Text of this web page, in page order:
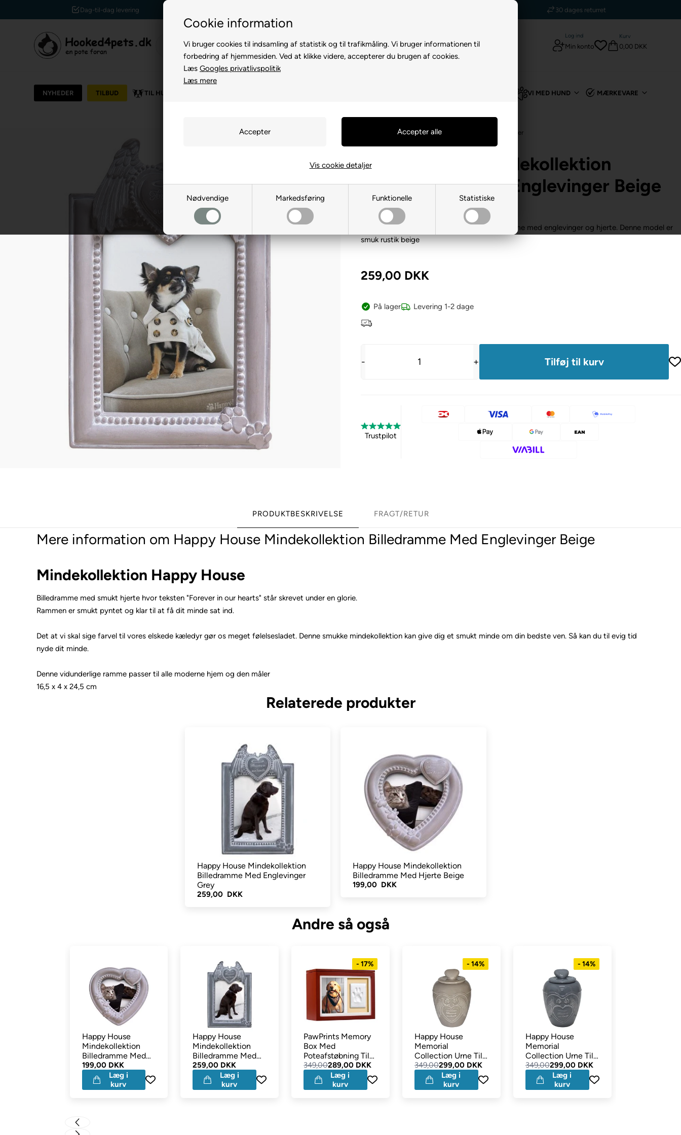
Cookie information
Vi bruger cookies til indsamling af statistik og til trafikmåling. Vi bruger informationen til
forbedring af hjemmesiden. Ved at klikke videre, accepterer du brugen af cookies.
Læs Googles privatlivspolitik
Læs mere
Nødvendige Markedsføring Funktionelle Statistiske
Vis cookie detaljer
Kundeservice +45 7174 3600 5 stjerner - Trustpilot
Log ind
Min konto
Kurv
0,00 DKK
NYHEDER TILBUD TIL HUND VI MED HUND MÆRKEVARE
TIL HUND/Diverse til Hund Mindesten & Urner
Happy House Mindekollektion
Billedramme Med Englevinger Beige
10472
Billedramme til at mindes din hund. Smuk ramme med englevinger og hjerte. Denne model er
smuk rustik beige
259,00 DKK
På lager Levering 1-2 dage
- +
Trustpilot
PRODUKTBESKRIVELSE FRAGT/RETUR
Mere information om Happy House Mindekollektion Billedramme Med Englevinger Beige
Mindekollektion Happy House
Billedramme med smukt hjerte hvor teksten "Forever in our hearts" står skrevet under en glorie.
Rammen er smukt pyntet og klar til at få dit minde sat ind.
Det at vi skal sige farvel til vores elskede kæledyr gør os meget følelsesladet. Denne smukke mindekollektion kan give dig et smukt minde om din bedste ven. Så kan du til evig tid
nyde dit minde.
Denne vidunderlige ramme passer til alle moderne hjem og den måler
16,5 x 4 x 24,5 cm
Relaterede produkter
Happy House Mindekollektion
Billedramme Med Englevinger
Grey
259,00 DKK
Happy House Mindekollektion
Billedramme Med Hjerte Beige
199,00 DKK
Andre så også
Happy House
Mindekollektion
Billedramme Med
Hjerte Beige
199,00 DKK
Læg i
kurv
Happy House
Mindekollektion
Billedramme Med
Englevinger Grey
259,00 DKK
Læg i
kurv
- 17%
PawPrints Memory
Box Med
Poteafstøbning Til
Opbevaring af
Minder Espresso
349,00289,00 DKK
Læg i
kurv
- 14%
Happy House
Memorial
Collection Urne Til
Din Himmelhund
Beige
349,00299,00 DKK
Læg i
kurv
- 14%
Happy House
Memorial
Collection Urne Til
Din Himmelhund
StoneGrey
349,00299,00 DKK
Læg i
kurv